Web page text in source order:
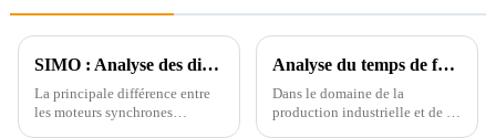
SIMO : Analyse des difficultés de la technologie de régulation de vitesse par conversion de fréquence pour les moteurs synchrones
La principale différence entre
les moteurs synchrones
Analyse du temps de fonctionnement moyen sans problème des moteurs
Dans le domaine de la
production industrielle et de la